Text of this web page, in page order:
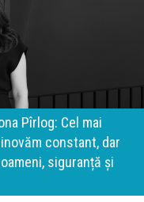
Pîrlog: Cel mai
constant, dar
siguranță și